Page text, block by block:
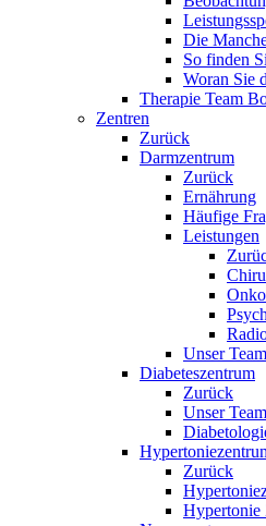
Die
So finden
Woran Sie
Therapie Team
Zentren
Zurück
Darmzentrum
Zurück
Ernährung
Häufige
Leistungen
Unser Team
Diabeteszentrum
Zurück
Unser Team
Zurück
Hypertonie